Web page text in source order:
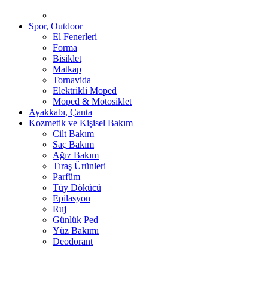
Spor, Outdoor
El Fenerleri
Forma
Bisiklet
Matkap
Tornavida
Elektrikli Moped
Moped & Motosiklet
Ayakkabı, Çanta
Kozmetik ve Kişisel Bakım
Cilt Bakım
Saç Bakım
Ağız Bakım
Tıraş Ürünleri
Parfüm
Tüy Dökücü
Epilasyon
Ruj
Günlük Ped
Yüz Bakımı
Deodorant